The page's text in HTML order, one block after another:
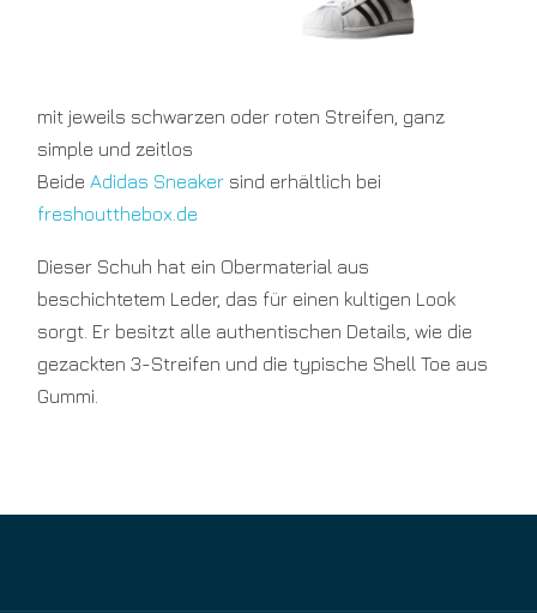
mit jeweils schwarzen oder roten Streifen, ganz
simple und zeitlos
BeideAdidas Sneaker sind erhältlich bei
freshoutthebox.de
Dieser Schuh hat ein Obermaterial aus
beschichtetem Leder, das für einen kultigen Look
sorgt. Er besitzt alle authentischen Details, wie die
gezackten 3-Streifen und die typische Shell Toe aus
Gummi.